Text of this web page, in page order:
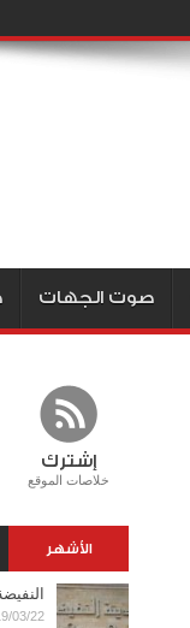
صوت الجهات
إشترك
خلاصات الموقع
الأشهر
03/22